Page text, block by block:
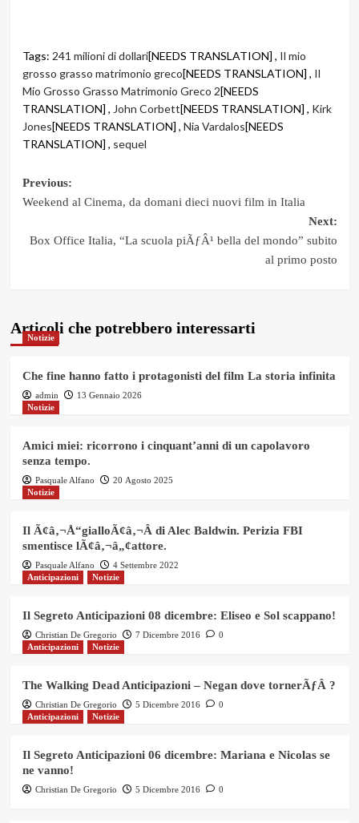
Tags: 241 milioni di dollari[NEEDS TRANSLATION] , Il mio
grosso grasso matrimonio greco[NEEDS TRANSLATION] , Il
Mio Grosso Grasso Matrimonio Greco 2[NEEDS
TRANSLATION] , John Corbett[NEEDS TRANSLATION] , Kirk
Jones[NEEDS TRANSLATION] , Nia Vardalos[NEEDS
TRANSLATION] , sequel
Post
Previous:
Weekend al Cinema, da domani dieci nuovi film in Italia
Next:
Box Office Italia, “La scuola piÃƒÂ¹ bella del mondo” subito
al primo posto
Articoli che potrebbero interessarti
Notizie
Che fine hanno fatto i protagonisti del film La storia infinita
admin
13 Gennaio 2026
Notizie
Amici miei: ricorrono i cinquant’anni di un capolavoro
senza tempo.
Pasquale Alfano
20 Agosto 2025
Notizie
Il Ã¢â‚¬Å“gialloÃ¢â‚¬Â di Alec Baldwin. Perizia FBI
smentisce lÃ¢â‚¬â„¢attore.
Pasquale Alfano
4 Settembre 2022
Anticipazioni
Notizie
Il Segreto Anticipazioni 08 dicembre: Eliseo e Sol scappano!
Christian De Gregorio 7 Dicembre 2016
0
Anticipazioni
Notizie
The Walking Dead Anticipazioni – Negan dove tornerÃƒÂ ?
Christian De Gregorio 5 Dicembre 2016
0
Anticipazioni
Notizie
Il Segreto Anticipazioni 06 dicembre: Mariana e Nicolas se
ne vanno!
Christian De Gregorio 5 Dicembre 2016 0